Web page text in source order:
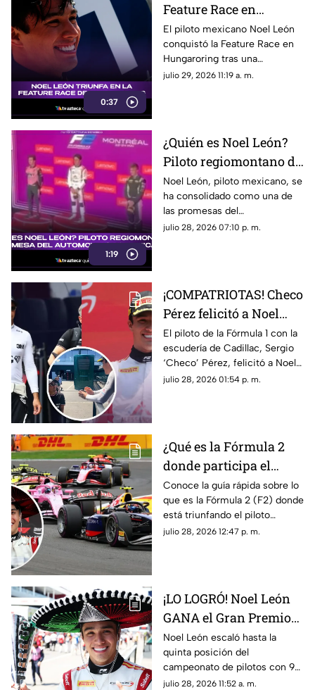
0:37
Feature Race en
Hungaroring y logra un
triunfo histórico rumbo
al campeonato
El piloto mexicano Noel León
conquistó la Feature Race en
Hungaroring tras una
impecable estrategia de pits y
julio 29, 2026 11:19 a. m.
1:19
¿Quién es Noel León?
Piloto regiomontano de
21 años y promesa del
automovilismo
mexicano con Campos
Racing
Noel León, piloto mexicano, se
ha consolidado como una de
las promesas del
automovilismo nacional al
julio 28, 2026 07:10 p. m.
¡COMPATRIOTAS! Checo
Pérez felicitó a Noel
León por su victoria en
el GP de Hungría; esto
fue lo que dijo el de
Cadillac
El piloto de la Fórmula 1 con la
escudería de Cadillac, Sergio
‘Checo’ Pérez, felicitó a Noel
León luego de su triunfo en el
julio 28, 2026 01:54 p. m.
¿Qué es la Fórmula 2
donde participa el
mexicano Noel León?
Lo que debes saber
Conoce la guía rápida sobre lo
que es la Fórmula 2 (F2) donde
está triunfando el piloto
mexicano de 21 años, Noel
julio 28, 2026 12:47 p. m.
¡LO LOGRÓ! Noel León
GANA el Gran Premio
de Hungría en la F2
Noel León escaló hasta la
quinta posición del
campeonato de pilotos con 94
unidades, impulsando también
julio 28, 2026 11:52 a. m.